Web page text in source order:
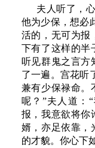
夫人听了，
他为少保，想必
活的，无可为报
下有了这样的半
听见群鬼之言方
了一遍。宫花听
兼有少保禄命。
呢？”夫人道：
报，我意欲将你
婿，亦足依靠，
的才貌。你心下